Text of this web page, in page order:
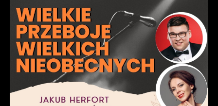
internetowych pod względem ich popularności wśród
użytkowników. Zgromadzone informacje są przetwarzane w
formie zanonimizowanej. Wyrażenie zgody na analityczne pliki
cookies gwarantuje dostępność wszystkich funkcjonalności.
Dzięki reklamowym plikom cookies prezentujemy Ci
najciekawsze informacje i aktualności na stronach naszych
partnerów.
Promocyjne pliki cookies służą do prezentowania Ci naszych
komunikatów na podstawie analizy Twoich upodobań oraz
Twoich zwyczajów dotyczących przeglądanej witryny
internetowej. Treści promocyjne mogą pojawić się na
Więcej